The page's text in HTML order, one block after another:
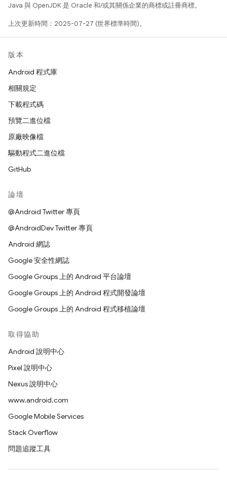
Java 與 OpenJDK 是 Oracle 和/或其關係企業的商標或註冊商標。
上次更新時間：2025-07-27 (世界標準時間)。
版本
Android 程式庫
相關規定
下載程式碼
預覽二進位檔
原廠映像檔
驅動程式二進位檔
GitHub
論壇
@Android Twitter 專頁
@AndroidDev Twitter 專頁
Android 網誌
Google 安全性網誌
Google Groups 上的 Android 平台論壇
Google Groups 上的 Android 程式開發論壇
Google Groups 上的 Android 程式移植論壇
取得協助
Android 說明中心
Pixel 說明中心
Nexus 說明中心
www.android.com
Google Mobile Services
Stack Overflow
問題追蹤工具